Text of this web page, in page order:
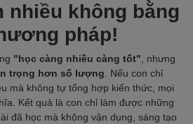
nhiều không bằng
pháp!
"học càng nhiều càng tốt" , nhưng
trọng hơn số lượng . Nếu con chỉ
mà không tự tổng hợp kiến thức, mọi
Kết quả là con chỉ làm được những
đã học mà không vận dụng, sáng tạo